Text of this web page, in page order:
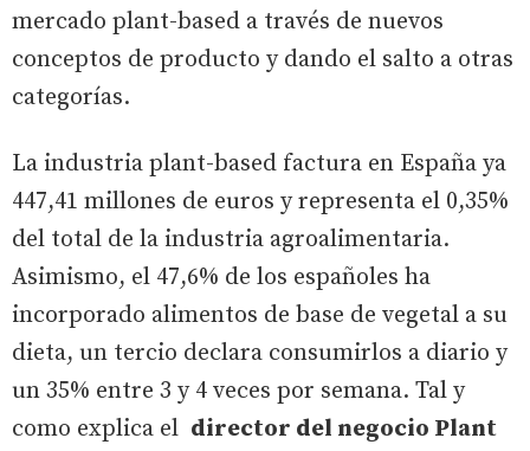
mercado plant-based a través de nuevos
conceptos de producto y dando el salto a otras
categorías.
La industria plant-based factura en España ya
447,41 millones de euros y representa el 0,35%
del total de la industria agroalimentaria.
Asimismo, el 47,6% de los españoles ha
incorporado alimentos de base de vegetal a su
dieta, un tercio declara consumirlos a diario y
un 35% entre 3 y 4 veces por semana. Tal y
como explica el director del negocio Plant